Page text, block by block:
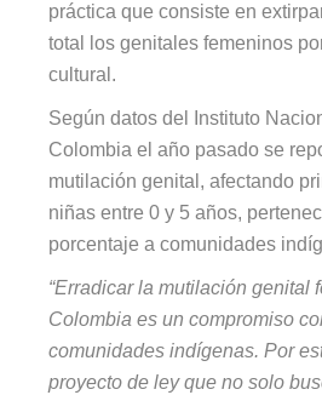
práctica que consiste en
total los genitales femeninos
cultural.
Según datos del Instituto
Colombia el año pasado se
mutilación genital, afectando
niñas entre 0 y 5 años,
porcentaje a comunidades
“Erradicar la mutilación genital
Colombia es un compromiso
comunidades indígenas. Por
proyecto de ley que no solo